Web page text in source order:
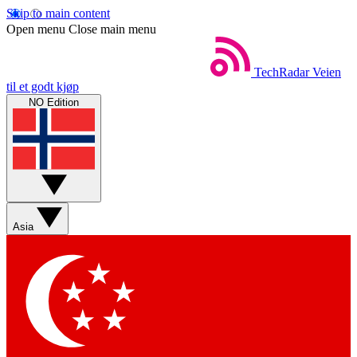
Skip to main content
Open menu Close main menu
TechRadar Veien
til et godt kjøp
NO Edition
Asia